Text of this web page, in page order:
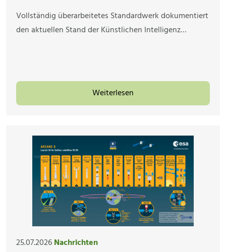
Vollständig überarbeitetes Standardwerk dokumentiert
den aktuellen Stand der Künstlichen Intelligenz…
Weiterlesen
25.07.2026Nachrichten